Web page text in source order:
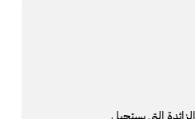
التي يستحيل